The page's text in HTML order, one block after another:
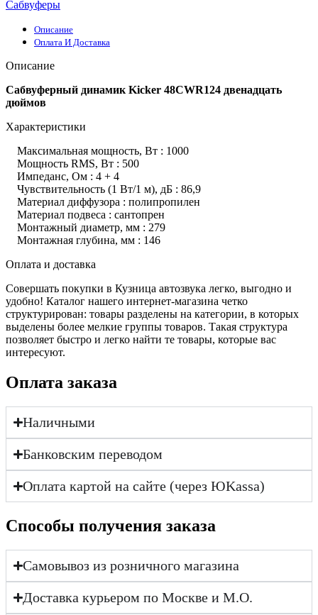
Сабвуферы
Описание
Оплата И Доставка
Описание
Сабвуферный динамик Kicker 48CWR124 двенадцать
дюймов
Характеристики
Максимальная мощность, Вт : 1000
Мощность RMS, Вт : 500
Импеданс, Ом : 4 + 4
Чувствительность (1 Вт/1 м), дБ : 86,9
Материал диффузора : полипропилен
Материал подвеса : сантопрен
Монтажный диаметр, мм : 279
Монтажная глубина, мм : 146
Оплата и доставка
Совершать покупки в Кузница автозвука легко, выгодно и
удобно! Каталог нашего интернет-магазина четко
структурирован: товары разделены на категории, в которых
выделены более мелкие группы товаров. Такая структура
позволяет быстро и легко найти те товары, которые вас
интересуют.
Оплата заказа
Наличными
Банковским переводом
Оплата картой на сайте (через ЮKassa)
Cпособы получения заказа
Самовывоз из розничного магазина
Доставка курьером по Москве и М.О.